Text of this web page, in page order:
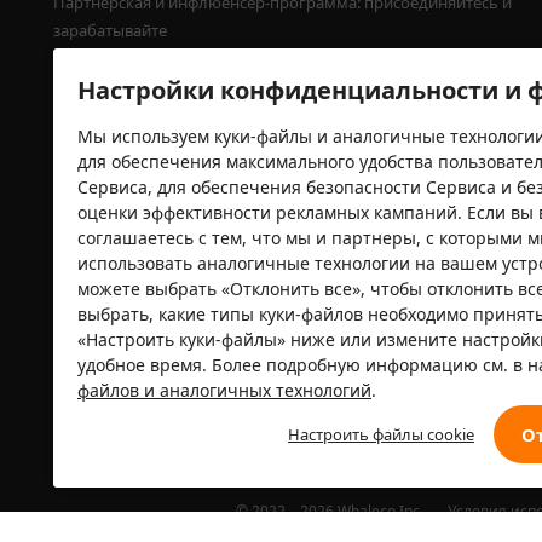
зарабатывайте
Юридическая информация
Пресса
Программа посадки деревьев от Temu
Сертификаты безопасности
© 2022－2026 Whaleco Inc. Условия
Настройки конфиденциальности и
Мы используем куки-файлы и аналогичные
для обеспечения максимального удобства
Сервиса, для обеспечения безопасности Сервиса и
оценки эффективности рекламных кампаний. Если вы
соглашаетесь с тем, что мы и партнеры, с которыми
использовать аналогичные технологии на вашем
можете выбрать «Отклонить все», чтобы отклонить
выбрать, какие типы куки-файлов необходимо
«Настроить куки-файлы» ниже или измените
удобное время. Более подробную информацию см. в
файлов и аналогичных технологий.
Настроить файлы cookie